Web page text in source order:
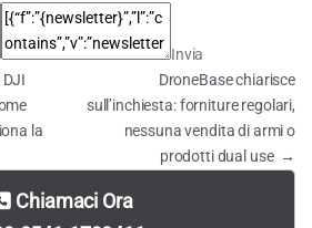
Invia
la
DroneBase chiarisce
sull’inchiesta: forniture regolari,
nessuna vendita di armi o
prodotti dual use →
Chiamaci Ora